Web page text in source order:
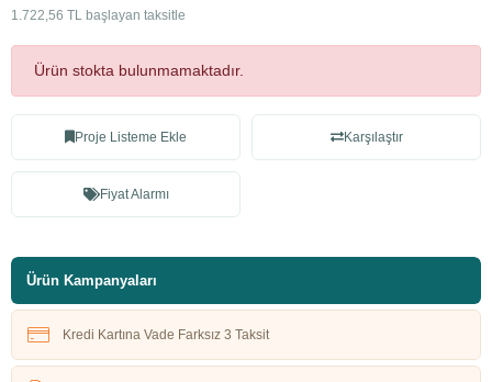
1.722,56 TL başlayan taksitle
Ürün stokta bulunmamaktadır.
Proje Listeme Ekle Karşılaştır
Fiyat Alarmı
Ürün Kampanyaları
Kredi Kartına Vade Farksız 3 Taksit